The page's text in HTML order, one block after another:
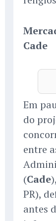
Cade
Em
do
entre
(Cade
PR),
antes